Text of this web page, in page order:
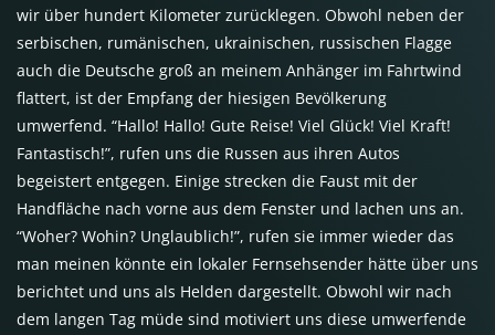
wir über hundert Kilometer zurücklegen. Obwohl neben der
serbischen, rumänischen, ukrainischen, russischen Flagge
auch die Deutsche groß an meinem Anhänger im Fahrtwind
flattert, ist der Empfang der hiesigen Bevölkerung
umwerfend. “Hallo! Hallo! Gute Reise! Viel Glück! Viel Kraft!
Fantastisch!”, rufen uns die Russen aus ihren Autos
begeistert entgegen. Einige strecken die Faust mit der
Handfläche nach vorne aus dem Fenster und lachen uns an.
“Woher? Wohin? Unglaublich!”, rufen sie immer wieder das
man meinen könnte ein lokaler Fernsehsender hätte über uns
berichtet und uns als Helden dargestellt. Obwohl wir nach
dem langen Tag müde sind motiviert uns diese umwerfende